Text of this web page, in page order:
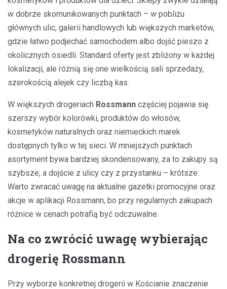
w dobrze skomunikowanych punktach – w pobliżu
głównych ulic, galerii handlowych lub większych marketów,
gdzie łatwo podjechać samochodem albo dojść pieszo z
okolicznych osiedli. Standard oferty jest zbliżony w każdej
lokalizacji, ale różnią się one wielkością sali sprzedaży,
szerokością alejek czy liczbą kas.
W większych drogeriach Rossmann częściej pojawia się
szerszy wybór kolorówki, produktów do włosów,
kosmetyków naturalnych oraz niemieckich marek
dostępnych tylko w tej sieci. W mniejszych punktach
asortyment bywa bardziej skondensowany, za to zakupy są
szybsze, a dojście z ulicy czy z przystanku – krótsze.
Warto zwracać uwagę na aktualne gazetki promocyjne oraz
akcje w aplikacji Rossmann, bo przy regularnych zakupach
różnice w cenach potrafią być odczuwalne.
Na co zwrócić uwagę wybierając
drogerię Rossmann
Przy wyborze konkretnej drogerii w Kościanie znaczenie